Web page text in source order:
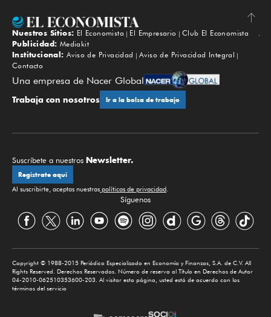
Subir
Nuestros Sitios: El Economista El Empresario
Club El Economista
Publicidad: Mediakit
Institucional: Aviso de Privacidad
Aviso de Privacidad Integral
Contacto
Una empresa de Nacer Global
Trabaja con nosotros Ir a la bolsa de trabajo
Suscríbete a nuestros Newsletter.
Regístrate aquí
Al suscribirte, aceptas nuestras políticas de privacidad
Síguenos
Copyright © 1988-2015 Periódico Especializado en Economía y Finanzas, S.A. de C.V. All
Rights Reserved. Derechos Reservados. Número de reserva al Título en Derechos de Autor
04-2010-062510353600-203. Al visitar esta página, usted está de acuerdo con los
términos del servicio